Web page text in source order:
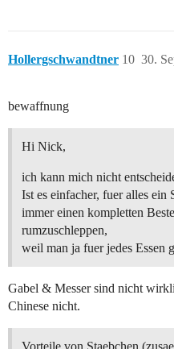
Hollergschwandtner 30.
10
bewaffnung
Hi Nick,
ich kann mich nicht
Ist es einfacher, fuer alles ein
immer einen kompletten
rumzuschleppen,
weil man ja fuer jedes Essen
Gabel & Messer sind nicht
Chinese nicht.
Vorteile von Staebchen